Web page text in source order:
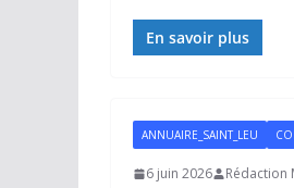
En savoir plus
ANNUAIRE_SAINT_LEU
6 juin 2026 Rédaction